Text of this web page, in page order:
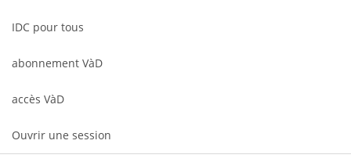
IDC pour tous
abonnement VàD
accès VàD
Ouvrir une session